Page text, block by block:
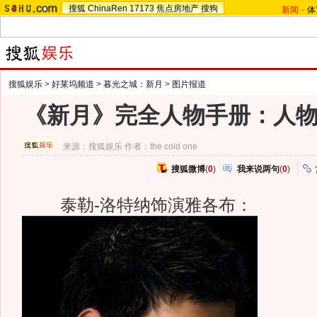
搜狐 ChinaRen 17173 焦点房地产 搜狗 新闻 -
搜狐娱乐 > 好莱坞频道 > 暮光之城：新月 > 图片报道
《新月》完全人物手册：人
来源：搜狐娱乐 作者：the cold one
搜狐微博(0) 我来说两句(0)
泰勒-洛特纳饰演雅各布：